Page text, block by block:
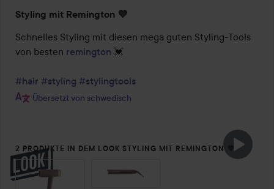
Styling mit Remington 💜
Schnelles Styling mit diesen mega guten Styling-Tools
von besten remington 💓
#hair #styling #stylingtools
Übersetzt von schwedisch
2 PRODUKTE IN DEM LOOK STYLING MIT REMINGTON 💜
SEKTION ÜBERSPRINGEN